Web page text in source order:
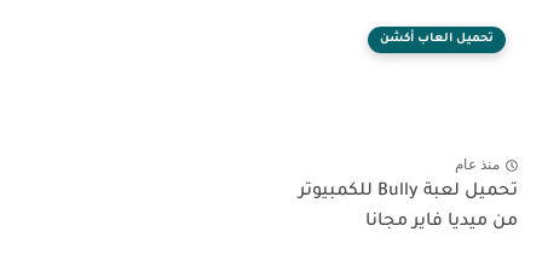
تحميل العاب أكشن
منذ عام
تحميل لعبة Bully للكمبيوتر
من ميديا فاير مجانا